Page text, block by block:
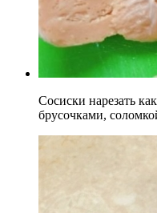
Сосиски нарезать
брусочками,